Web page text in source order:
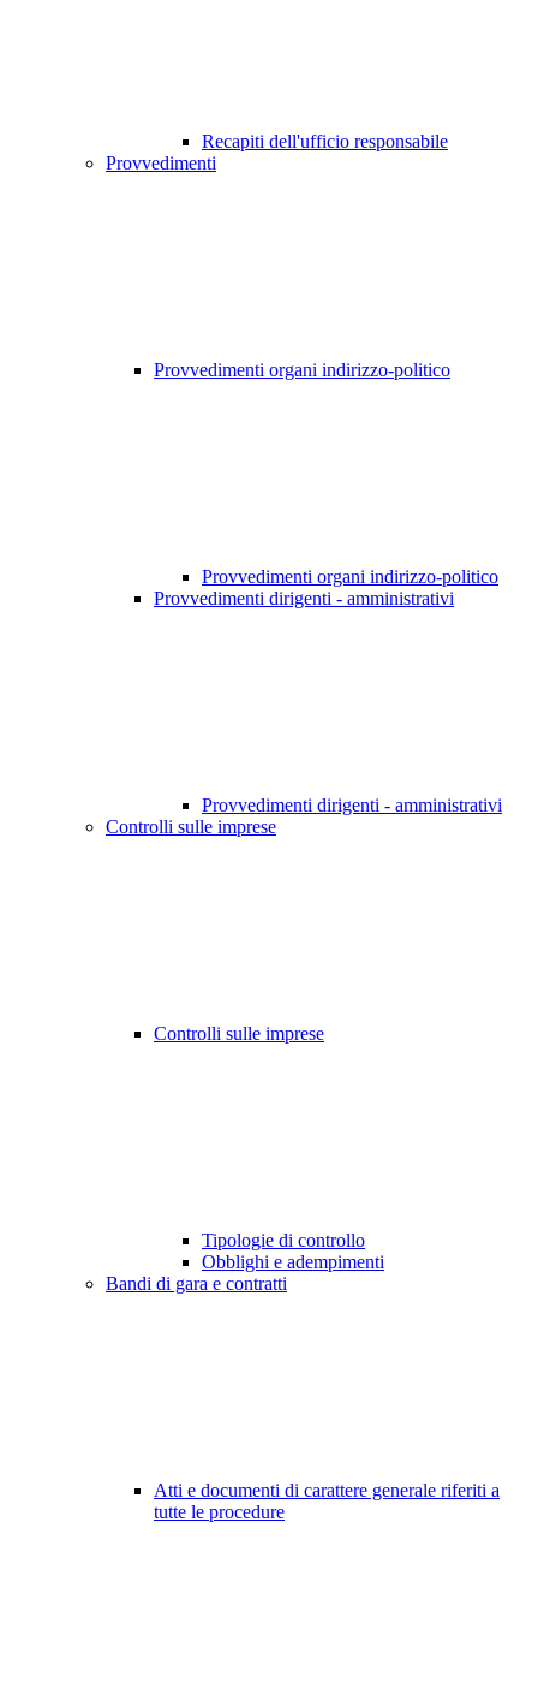
Recapiti dell'ufficio responsabile
Provvedimenti
Provvedimenti organi indirizzo-politico
Provvedimenti organi indirizzo-politico
Provvedimenti dirigenti - amministrativi
Provvedimenti dirigenti - amministrativi
Controlli sulle imprese
Controlli sulle imprese
Tipologie di controllo
Obblighi e adempimenti
Bandi di gara e contratti
Atti e documenti di carattere generale riferiti a
tutte le procedure